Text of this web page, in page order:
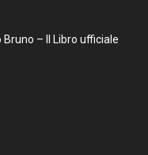
Bruno – Il Libro ufficiale